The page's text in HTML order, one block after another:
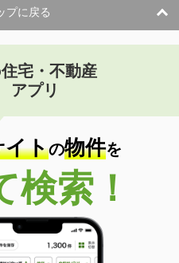
プに戻る
宅・不動産
アプリ
イトの物件を
検索！